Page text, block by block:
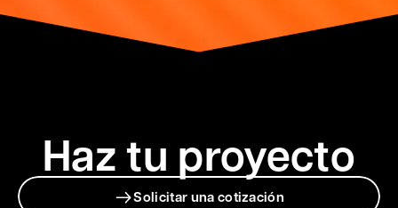
Haz tu proyecto
Solicitar una cotización